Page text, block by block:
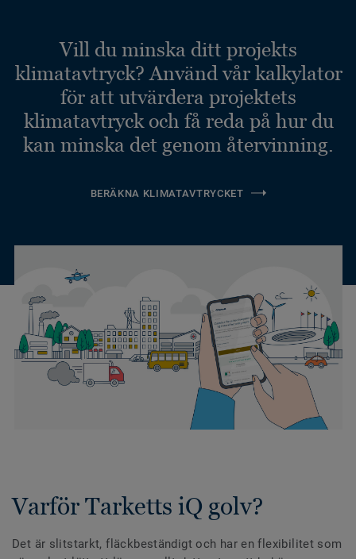
Vill du minska ditt projekts
klimatavtryck? Använd vår kalkylator
för att utvärdera projektets
klimatavtryck och få reda på hur du
kan minska det genom återvinning.
BERÄKNA KLIMATAVTRYCKET
Varför Tarketts iQ golv?
Det är slitstarkt, fläckbeständigt och har en flexibilitet som